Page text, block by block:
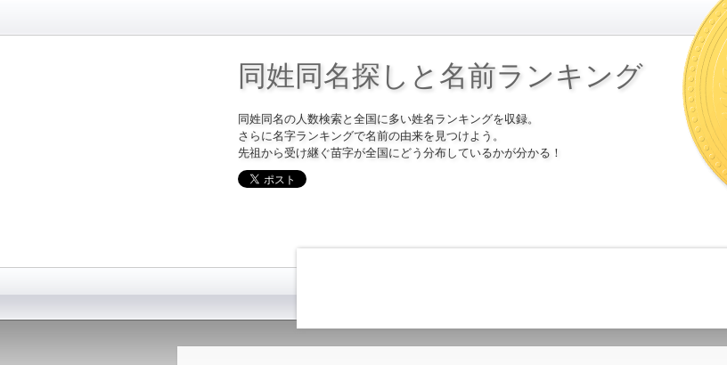
同姓同名探しと名前ランキング
同姓同名の人数検索と全国に多い姓名ランキングを収録。
さらに名字ランキングで名前の由来を見つけよう。
先祖から受け継ぐ苗字が全国にどう分布しているかが分かる！